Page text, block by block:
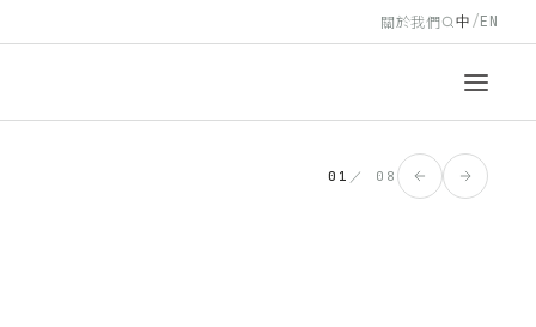
關於我們 中/EN
01 ／ 08